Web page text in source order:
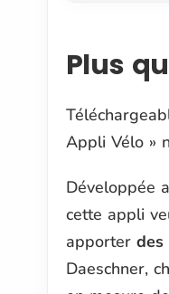
Plus
Appli Vélo »
Développée
cette appli
apporter
Daeschner,